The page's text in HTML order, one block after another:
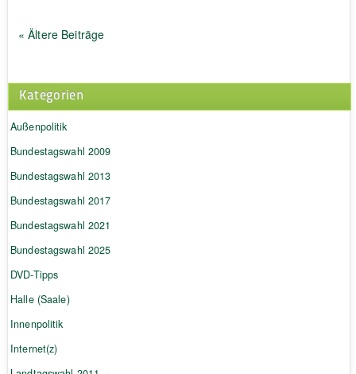
« Ältere Beiträge
Kategorien
Außenpolitik
Bundestagswahl 2009
Bundestagswahl 2013
Bundestagswahl 2017
Bundestagswahl 2021
Bundestagswahl 2025
DVD-Tipps
Halle (Saale)
Innenpolitik
Internet(z)